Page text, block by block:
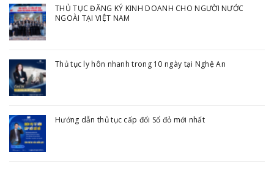
THỦ TỤC ĐĂNG KÝ KINH DOANH CHO NGƯỜI NƯỚC
NGOÀI TẠI VIỆT NAM
Thủ tục ly hôn nhanh trong 10 ngày tại Nghệ An
Hướng dẫn thủ tục cấp đổi Sổ đỏ mới nhất